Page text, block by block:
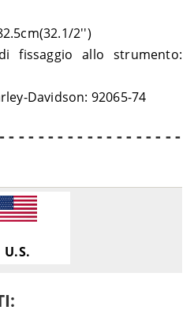
2'')
fissaggio allo strumento:
Davidson: 92065-74
- - - - - - - - - - - - - - - - - -
U.S.